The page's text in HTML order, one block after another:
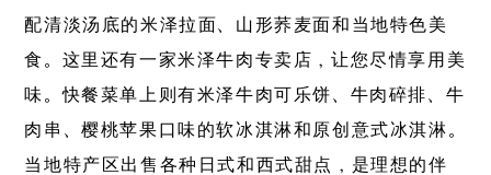
配清淡汤底的米泽拉面、山形荞麦面和当地特色美
食。这里还有一家米泽牛肉专卖店，让您尽情享用美
味。快餐菜单上则有米泽牛肉可乐饼、牛肉碎排、牛
肉串、樱桃苹果口味的软冰淇淋和原创意式冰淇淋。
当地特产区出售各种日式和西式甜点，是理想的伴